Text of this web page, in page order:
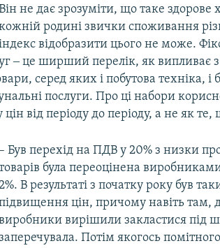
не дає зрозуміти, що таке
родині звички споживання
відобразити цього не може.
‒ це ширший перелік, як
серед яких і побутова техніка, і
послуги. Про ці набори
цін від періоду до періоду, а не як
– Був перехід на ПДВ у 20% з низки
була переоцінена
В результаті з початку року був
цін, причому навіть там,
вирішили закластися під
Потім якогось